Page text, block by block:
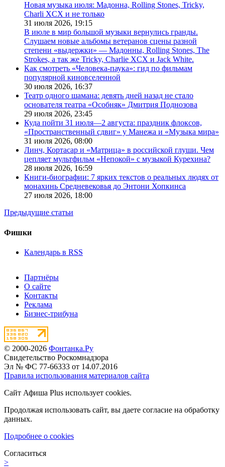
Новая музыка июля: Мадонна, Rolling Stones, Tricky,
Charli XCX и не только
31 июля 2026, 19:15
В июле в мир большой музыки вернулись гранды.
Слушаем новые альбомы ветеранов сцены разной
степени «выдержки» — Мадонны, Rolling Stones, The
Strokes, а так же Tricky, Charlie XCX и Jack White.
Как смотреть «Человека-паука»: гид по фильмам
популярной киновселенной
30 июля 2026, 16:37
Театр одного шамана: девять дней назад не стало
основателя театра «Особняк» Дмитрия Поднозова
29 июля 2026, 23:45
Куда пойти 31 июля—2 августа: праздник флоксов,
«Пространственный сдвиг» у Манежа и «Музыка мира»
31 июля 2026, 08:00
Линч, Кортасар и «Матрица» в российской глуши. Чем
цепляет мультфильм «Непокой» с музыкой Курехина?
28 июля 2026, 16:59
Книги-биографии: 7 ярких текстов о реальных людях от
монахинь Средневековья до Энтони Хопкинса
27 июля 2026, 18:00
Предыдущие статьи
Фишки
Календарь в RSS
Партнёры
О сайте
Контакты
Реклама
Бизнес-трибуна
© 2000-2026 Фонтанка.Ру
Свидетельство Роскомнадзора
Эл № ФС 77-66333 от 14.07.2016
Правила использования материалов сайта
Сайт Афиша Plus использует cookies.
Продолжая использовать сайт, вы даете согласие на обработку
данных.
Подробнее о cookies
Согласиться
>